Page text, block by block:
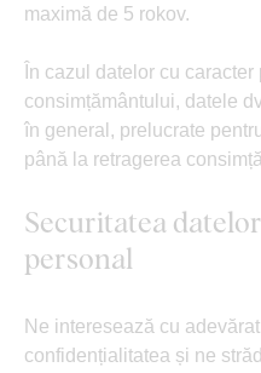
maximă de 5 rokov.
În cazul datelor cu
consimțământului, datele
în general, prelucrate
până la retragerea
Securitatea
personal
Ne interesează cu
confidențialitatea și ne